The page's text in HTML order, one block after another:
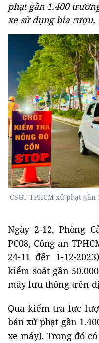
phạt gần 1.400
xe sử dụng bia rượu,
CSGT TPHCM xử phạt
Ngày 2-12, Phòng
PC08, Công an
24-11 đến 1-12-
kiểm soát gần
máy lưu thông trên
Qua kiểm tra lực
bản xử phạt gần
xe máy). Trong đó